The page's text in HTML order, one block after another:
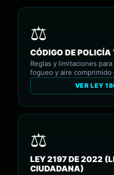
CÓDIGO DE
Reglas y limitaciones
fogueo y aire
VER LEY
LEY 2197 DE 2022
CIUDADANA)